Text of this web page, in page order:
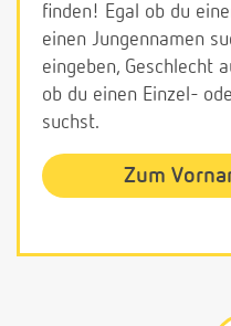
finden! Egal ob du
einen Jungennamen
eingeben, Geschlecht
ob du einen Einzel-
suchst.
Zum